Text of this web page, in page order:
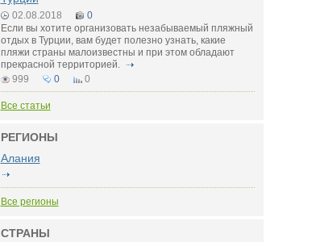
02.08.2018
0
Если вы хотите организовать незабываемый пляжный
отдых в Турции, вам будет полезно узнать, какие
пляжи страны малоизвестны и при этом обладают
прекрасной территорией.
999
0 0
Все статьи
РЕГИОНЫ
Алания
Все регионы
СТРАНЫ